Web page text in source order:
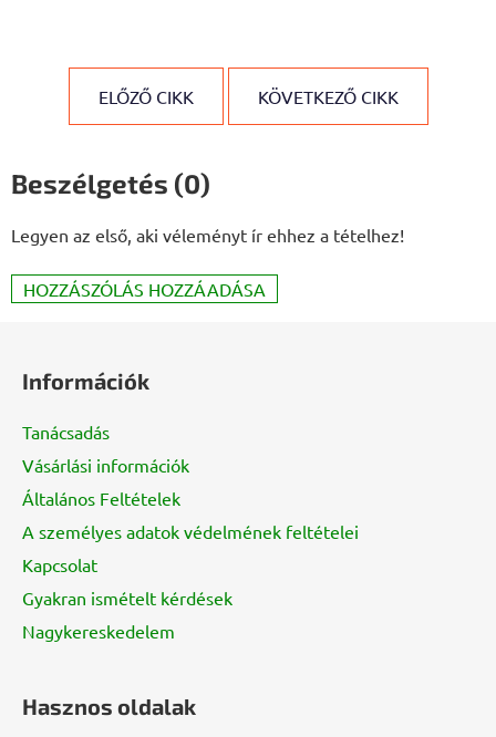
ELŐZŐ CIKK KÖVETKEZŐ CIKK
Beszélgetés (0)
Legyen az első, aki véleményt ír ehhez a tételhez!
HOZZÁSZÓLÁS HOZZÁADÁSA
Információk
Tanácsadás
Vásárlási információk
Általános Feltételek
A személyes adatok védelmének feltételei
Kapcsolat
Gyakran ismételt kérdések
Nagykereskedelem
Hasznos oldalak